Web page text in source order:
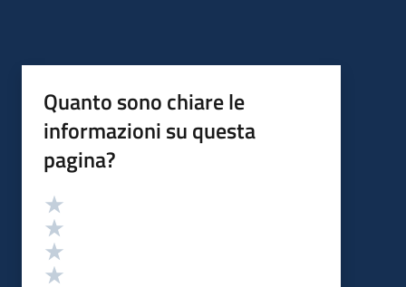
Quanto sono chiare le
informazioni su questa
pagina?
Valutazione